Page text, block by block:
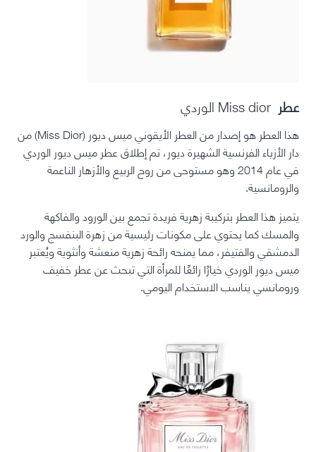
عطر
هذا العطر هو إصدار من العطر الأيقوني ميس ديور (Miss Dior) من
دار الأزياء الفرنسية الشهيرة ديور، تم إطلاق عطر ميس ديور الوردي
في عام 2014 وهو مستوحى من روح الربيع والأزهار الناعمة
والرومانسية.
يتميز هذا العطر بتركيبة زهرية فريدة تجمع بين الورود والفاكهة
والمسك كما يحتوي على مكونات رئيسية من زهرة البنفسج والورد
الدمشقي والفتيفر، مما يمنحه رائحة زهرية منعشة وأنثوية ويُعتبر
ميس ديور الوردي خيارًا رائعًا للمرأة التي تبحث عن عطر خفيف
ورومانسي يناسب الاستخدام اليومي.